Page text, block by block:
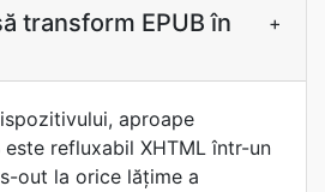
transform EPUB în
+
aproape
este refluxabil XHTML într-un
out la orice lățime a